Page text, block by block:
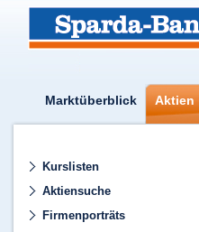
Marktüberblick Aktien
Kurslisten
Aktiensuche
Firmenporträts